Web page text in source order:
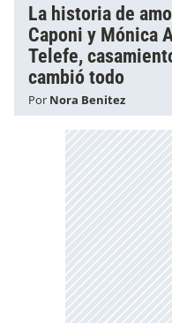
La historia de
Caponi y Mónica
Telefe,
cambió todo
Por Nora Benitez